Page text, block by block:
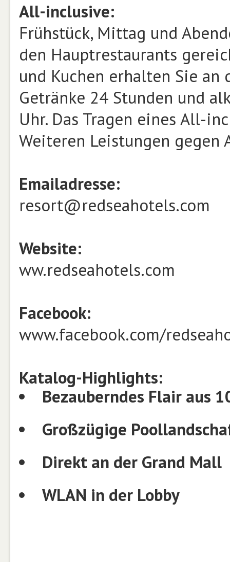
All-inclusive:
Frühstück, Mittag und
den Hauptrestaurants
und Kuchen erhalten Sie
Getränke 24 Stunden und
Uhr. Das Tragen eines All-
Weiteren Leistungen
Emailadresse:
resort@redseahotels.com
Website:
ww.redseahotels.com
Facebook:
www.facebook.com/
Katalog-Highlights:
Bezauberndes Flair aus
Großzügige
Direkt an der Grand Mall
WLAN in der Lobby